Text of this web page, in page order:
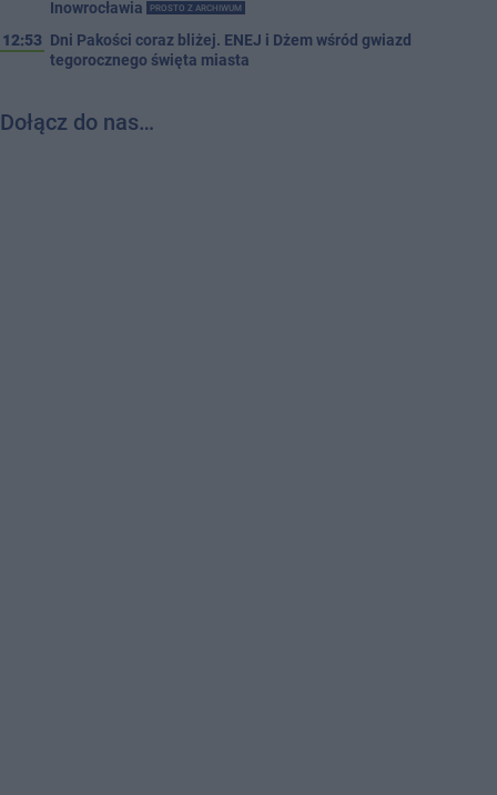
Inowrocławia PROSTO Z ARCHIWUM
12:53 Dni Pakości coraz bliżej. ENEJ i Dżem wśród gwiazd
tegorocznego święta miasta
Dołącz do nas…